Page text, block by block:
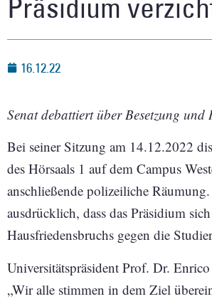
Präsidium
16.12.22
Senat debattiert über Besetzung
Bei seiner Sitzung am 14.12.2022
des Hörsaals 1 auf dem Campus
anschließende polizeiliche
ausdrücklich, dass das Präsidium
Hausfriedensbruchs gegen die
Universitätspräsident Prof. Dr.
„Wir alle stimmen in dem Ziel